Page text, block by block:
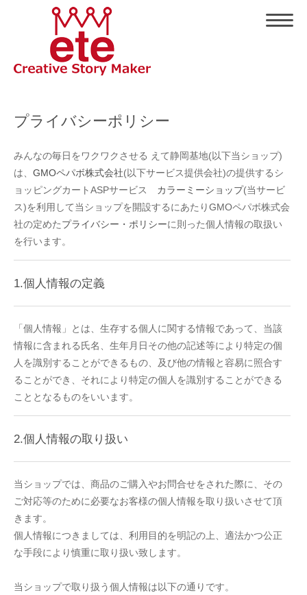
プライバシーポリシー
みんなの毎日をワクワクさせる えて静岡基地(以下当ショップ)
は、 GMOペパボ株式会社(以下サービス提供会社)の提供するシ
ョッピングカートASPサービス カラーミーショップ(当サービ
ス)を利用して当ショップを開設するにあたりGMOペパボ株式会
社の定めたプライバシー・ポリシーに則った個人情報の取扱い
を行います。
1.個人情報の定義
「個人情報」とは、生存する個人に関する情報であって、当該
情報に含まれる氏名、生年月日その他の記述等により特定の個
人を識別することができるもの、及び他の情報と容易に照合す
ることができ、それにより特定の個人を識別することができる
こととなるものをいいます。
2.個人情報の取り扱い
当ショップでは、商品のご購入やお問合せをされた際に、その
ご対応等のために必要なお客様の個人情報を取り扱いさせて頂
きます。
個人情報につきましては、利用目的を明記の上、適法かつ公正
な手段により慎重に取り扱い致します。
当ショップで取り扱う個人情報は以下の通りです。